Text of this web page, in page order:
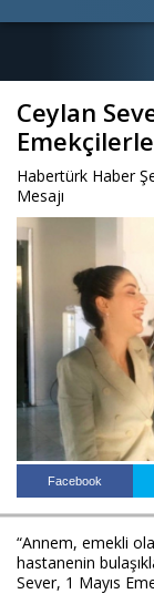
Ceylan
Habertürk Haber
Mesajı
Facebook
“Annem, emekli
hastanenin
Sever, 1 Mayıs